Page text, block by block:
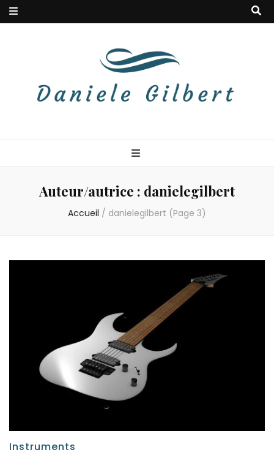
Auteur/autrice : danielegilbert
Accueil / danielegilbert (Page 3)
Instruments